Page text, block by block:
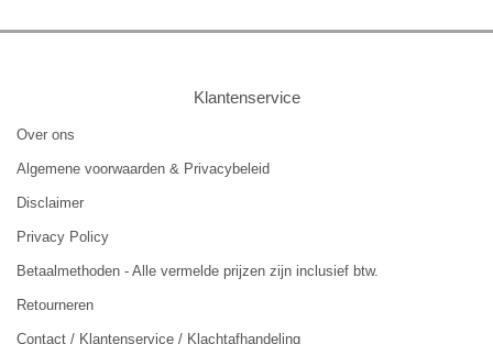
Klantenservice
Over ons
Algemene voorwaarden & Privacybeleid
Disclaimer
Privacy Policy
Betaalmethoden - Alle vermelde prijzen zijn inclusief btw.
Retourneren
Contact / Klantenservice / Klachtafhandeling